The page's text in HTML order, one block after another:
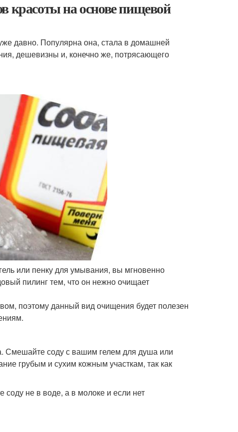
красоты на основе пищевой
давно. Популярна она, стала в домашней
дешевизны и, конечно же, потрясающего
или пенку для умывания, вы мгновенно
пилинг тем, что он нежно очищает
поэтому данный вид очищения будет полезен
Смешайте соду с вашим гелем для душа или
грубым и сухим кожным участкам, так как
соду не в воде, а в молоке и если нет